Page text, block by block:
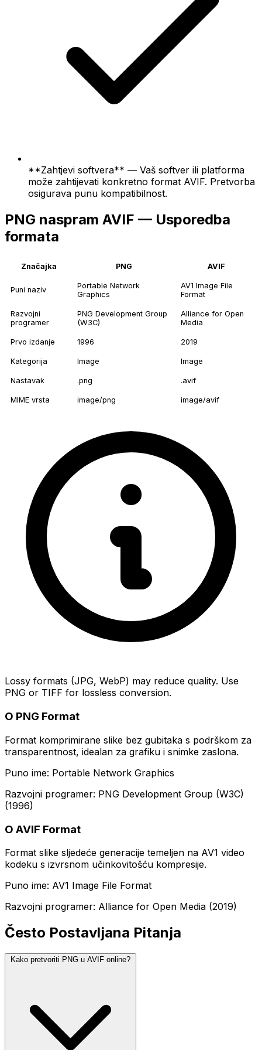
**Zahtjevi softvera** — Vaš softver ili platforma
može zahtijevati konkretno format AVIF. Pretvorba
osigurava punu kompatibilnost.
PNG naspram AVIF — Usporedba
formata
Značajka PNG AVIF
Puni naziv
Portable Network
Graphics
AV1 Image File
Format
Razvojni
programer
PNG Development Group
(W3C)
Alliance for Open
Media
Prvo izdanje 1996 2019
Kategorija Image Image
Nastavak .png .avif
MIME vrsta image/png image/avif
Lossy formats (JPG, WebP) may reduce quality. Use
PNG or TIFF for lossless conversion.
O PNG Format
Format komprimirane slike bez gubitaka s podrškom za
transparentnost, idealan za grafiku i snimke zaslona.
Puno ime: Portable Network Graphics
Razvojni programer: PNG Development Group (W3C)
(1996)
O AVIF Format
Format slike sljedeće generacije temeljen na AV1 video
kodeku s izvrsnom učinkovitošću kompresije.
Puno ime: AV1 Image File Format
Razvojni programer: Alliance for Open Media (2019)
Često Postavljana Pitanja
Kako pretvoriti PNG u AVIF online?